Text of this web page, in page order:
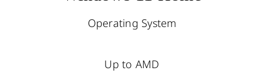
Operating System
Up to AMD